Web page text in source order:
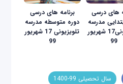
‌های درسی
مدرسه
تلویزیونی17 شهریور
99
برنامه ‌های درسی
دوره متوسطه مدرسه
تلویزیونی 17 شهریور
99
سال تحصیلی 99-1400